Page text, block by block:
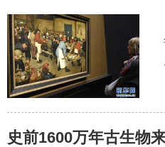
史前1600万年古生物